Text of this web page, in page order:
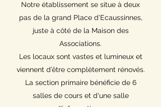
Notre établissement se situe à deux
pas de la grand Place d'Ecaussinnes,
juste à côté de la Maison des
Associations.
Les locaux sont vastes et lumineux et
viennent d’être complètement rénovés.
La section primaire bénéficie de 6
salles de cours et d'une salle